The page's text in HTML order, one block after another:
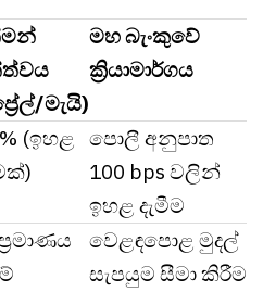
මැයි)
මහ බැංකුවේ
ක්‍රියාමාර්ගය
(ඉහළ පොලී අනුපාත
100 bps වලින්
ඉහළ දැමීම
වෙළඳපොළ මුදල්
සැපයුම සීමා කිරීම